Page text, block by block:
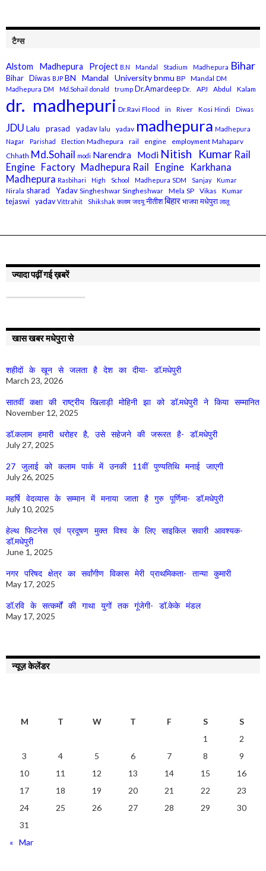
टैग्स
Alstom Madhepura Project B.N Mandal Stadium Madhepura Bihar
Bihar Diwas BJP BN Mandal Universitybnmu BP Mandal DM
Madhepura DM Md.Sohail donald trump Dr.Amardeep Dr. APJ Abdul Kalam
dr. madhepuri Dr.Ravi Flood in River Kosi Hindi Diwas
JDU Lalu prasad yadav lalu yadav madhepura Madhepura
Nagar Parishad Election Madhepura rail engine employment Mahaparv
Chhath Md.Sohail modi Narendra Modi Nitish Kumar Rail
Engine Factory Madhepura Rail Engine Karkhana
Madhepura Rasbihari High School Madhepura SDM Sanjay Kumar
Nirala sharad Yadav Singheshwar Singheshwar Mela SP Vikas Kumar
tejaswi yadav Vittrahit Shikshak कलाम जदयू नीतीश बिहार भाजपा मधेपुरा लालू
ज्यादा पढ़ीं गई ख़बरें
खास खबर मधेपुरा से
शहीदों के खून से जलता है देश का दीया- डॉ.मधेपुरी
March 23, 2026
सातवीं कक्षा की राष्ट्रीय खिलाड़ी मोहिनी झा को डॉ.मधेपुरी ने किया सम्मानित
November 12, 2025
डॉ.कलाम हमारी धरोहर है, उसे सहेजने की जरूरत है- डॉ.मधेपुरी
July 27, 2025
27 जुलाई को कलाम पार्क में उनकी 11वीं पुण्यतिथि मनाई जाएगी
July 26, 2025
महर्षि वेदव्यास के सम्मान में मनाया जाता है गुरु पूर्णिमा- डॉ.मधेपुरी
July 10, 2025
हेल्थ फिटनेस एवं प्रदूषण मुक्त विश्व के लिए साइकिल सवारी आवश्यक-
डॉ.मधेपुरी
June 1, 2025
नगर परिषद क्षेत्र का सर्वांगीण विकास मेरी प्राथमिकता- तान्या कुमारी
May 17, 2025
डॉ.रवि के सत्कर्मों की गाथा युगों तक गूंजेगी- डॉ.केके मंडल
May 17, 2025
न्यूज़ केलेंडर
M T W T F S S
« Mar
1
2
3
4 5 6 7 8
9
10
11 12 13 14 15
16
17
18 19 20 21 22
23
24
25 26 27 28 29
30
31